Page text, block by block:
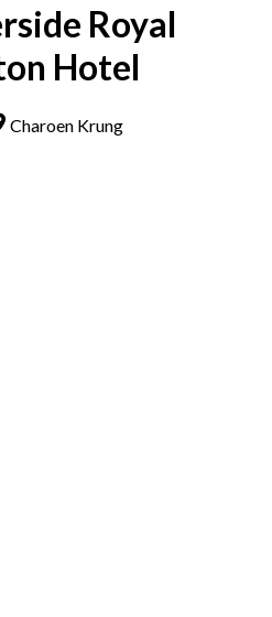
Royal
Hotel
Charoen Krung